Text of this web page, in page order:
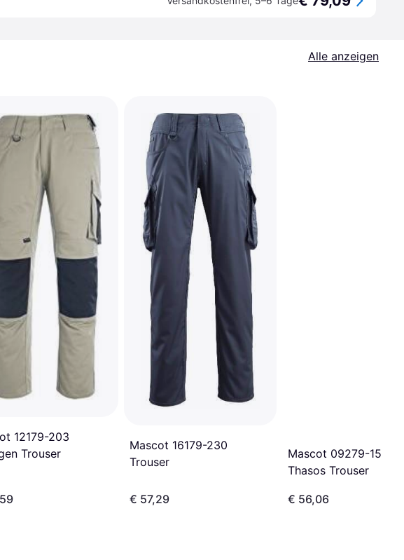
Alle anzeigen
12179-203
Trouser
Mascot 16179-230
Trouser
€ 57,29
Mascot 09279-154
Thasos Trouser
€ 56,06